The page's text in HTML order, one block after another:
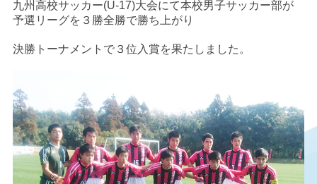
九州高校サッカー(U-17)大会にて本校男子サッカー部が
予選リーグを３勝全勝で勝ち上がり
決勝トーナメントで３位入賞を果たしました。